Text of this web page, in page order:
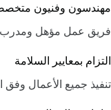
مهندسون وفنيون
فريق عمل مؤهل
التزام بمعايير السلامة
تنفيذ جميع الأعمال وفق